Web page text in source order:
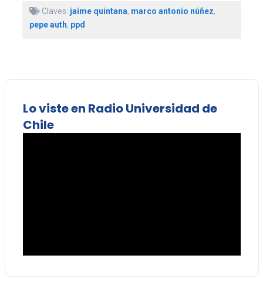
Claves: jaime quintana, marco antonio núñez,
pepe auth, ppd
Lo viste en Radio Universidad de
Chile